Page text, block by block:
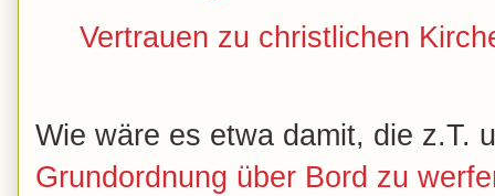
Vertrauen zu christlichen
Wie wäre es etwa damit, die z.T.
Grundordnung über Bord zu